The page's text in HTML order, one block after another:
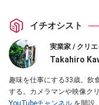
イチオシスト
実業家 / クリ
Takahiro
趣味を仕事にする33歳。飲
する。カメラマンや映像ク
YouTubeチャンネル を開設